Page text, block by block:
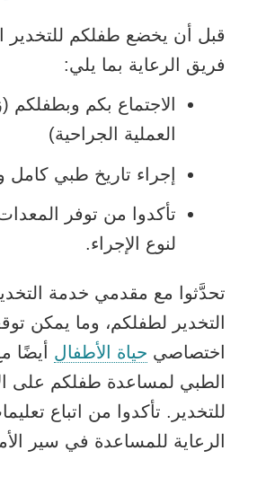
قبل أن يخضع طفلكم للتخدير
فريق الرعاية بما يلي:
الاجتماع بكم وبطفلكم
العملية الجراحية)
إجراء تاريخ طبي
تأكدوا من توفر
لنوع الإجراء.
تحدَّثوا مع مقدمي خدمة
التخدير لطفلكم، وما يمكن
اختصاصي حياة الأطفال أيضًا
الطبي لمساعدة طفلكم على
للتخدير. تأكدوا من اتباع
الرعاية للمساعدة في سير